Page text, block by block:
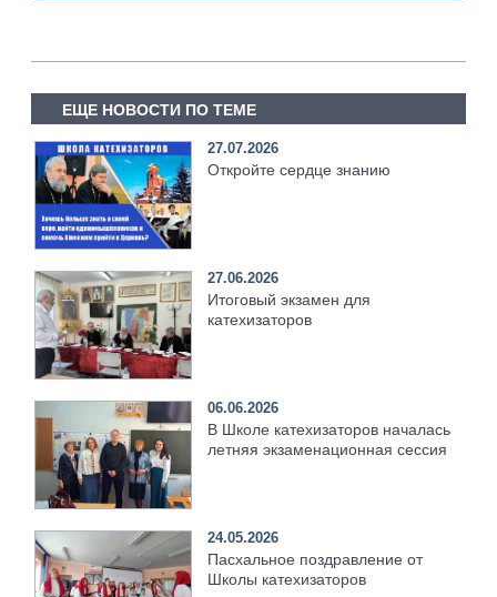
ЕЩЕ НОВОСТИ ПО ТЕМЕ
27.07.2026
Откройте сердце знанию
27.06.2026
Итоговый экзамен для
катехизаторов
06.06.2026
В Школе катехизаторов началась
летняя экзаменационная сессия
24.05.2026
Пасхальное поздравление от
Школы катехизаторов